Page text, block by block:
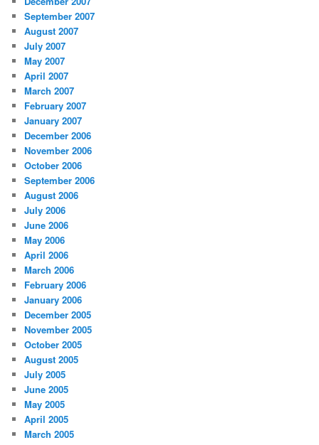
September 2007
August 2007
July 2007
May 2007
April 2007
March 2007
February 2007
January 2007
December 2006
November 2006
October 2006
September 2006
August 2006
July 2006
June 2006
May 2006
April 2006
March 2006
February 2006
January 2006
December 2005
November 2005
October 2005
August 2005
July 2005
June 2005
May 2005
April 2005
March 2005